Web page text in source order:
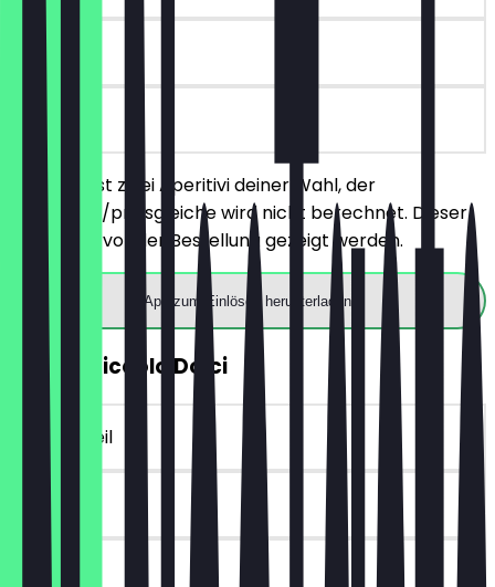
6 Tage
vor Ort
Du bestellst zwei Aperitivi deiner Wahl, der
günstigere/preisgleiche wird nicht berechnet. Dieser
Deal muss vor der Bestellung gezeigt werden.
App zum Einlösen herunterladen
GRATIS Piccolo Dolci
~7 € Vorteil
6 Tage
vor Ort